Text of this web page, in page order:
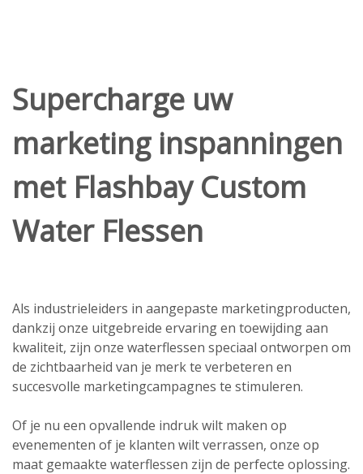
Supercharge uw
marketing inspanningen
met Flashbay Custom
Water Flessen
Als industrieleiders in aangepaste marketingproducten,
dankzij onze uitgebreide ervaring en toewijding aan
kwaliteit, zijn onze waterflessen speciaal ontworpen om
de zichtbaarheid van je merk te verbeteren en
succesvolle marketingcampagnes te stimuleren.
Of je nu een opvallende indruk wilt maken op
evenementen of je klanten wilt verrassen, onze op
maat gemaakte waterflessen zijn de perfecte oplossing.